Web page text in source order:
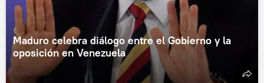
Maduro celebra diálogo entre el Gobierno y la
oposición en Venezuela